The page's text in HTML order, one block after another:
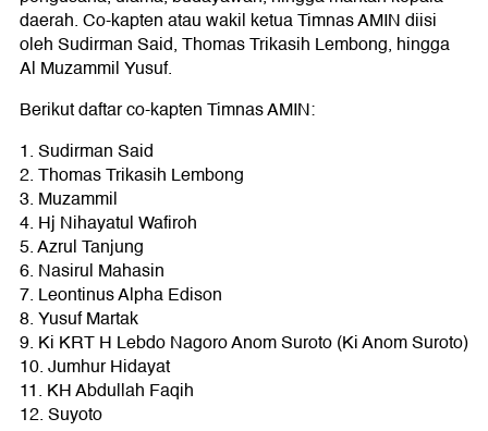
daerah. Co-kapten atau wakil ketua Timnas AMIN diisi
oleh Sudirman Said, Thomas Trikasih Lembong, hingga
Al Muzammil Yusuf.
Berikut daftar co-kapten Timnas AMIN:
1. Sudirman Said
2. Thomas Trikasih Lembong
3. Muzammil
4. Hj Nihayatul Wafiroh
5. Azrul Tanjung
6. Nasirul Mahasin
7. Leontinus Alpha Edison
8. Yusuf Martak
9. Ki KRT H Lebdo Nagoro Anom Suroto (Ki Anom Suroto)
10. Jumhur Hidayat
11. KH Abdullah Faqih
12. Suyoto